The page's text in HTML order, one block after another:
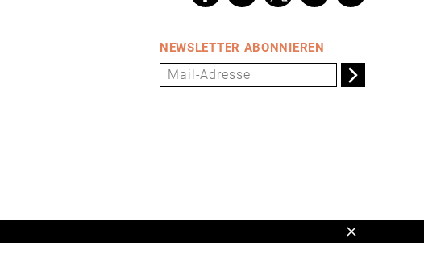
NEWSLETTER ABONNIEREN
Schließen